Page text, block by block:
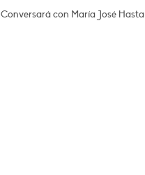
Conversará con María José Hasta